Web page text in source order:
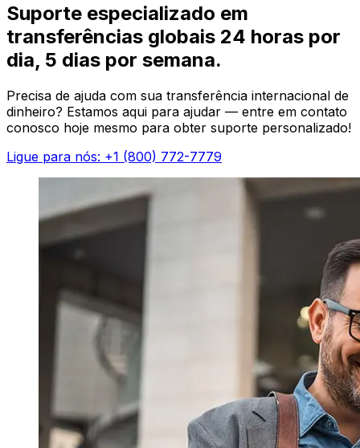
Suporte especializado em
transferências globais 24 horas por
dia, 5 dias por semana.
Precisa de ajuda com sua transferência internacional de
dinheiro? Estamos aqui para ajudar — entre em contato
conosco hoje mesmo para obter suporte personalizado!
Ligue para nós: +1 (800) 772-7779